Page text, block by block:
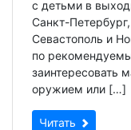
с детьми в
Санкт-
Севастополь и
по
заинтересовать
оружием или […]
Читать